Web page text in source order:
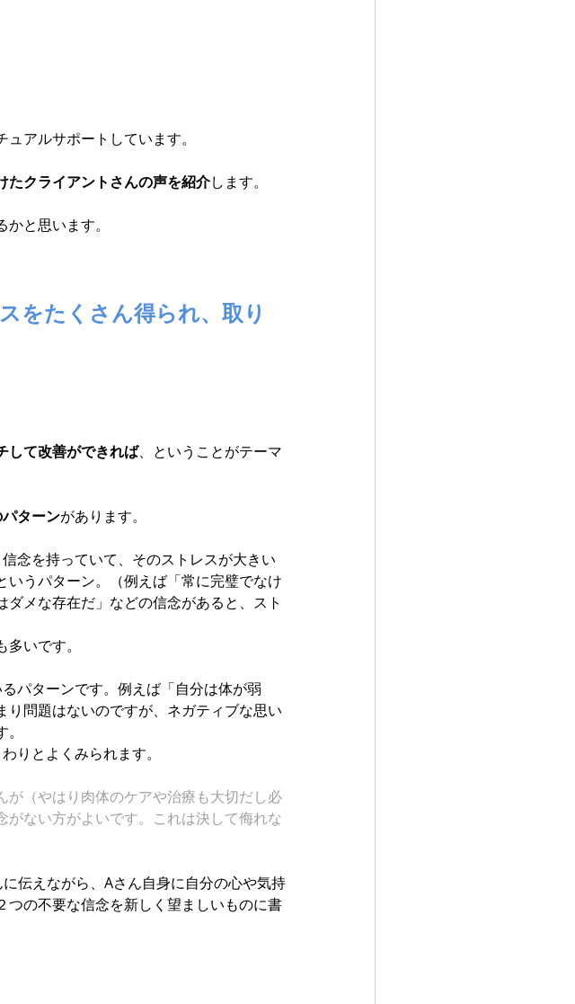
アルサポートしています。
たクライアントさんの声を紹介します。
と思います。
をたくさん得られ、取り
して改善ができれば、ということがテーマ
ターンがあります。
念を持っていて、そのストレスが大きい
うパターン。（例えば「常に完璧でなけ
メな存在だ」などの信念があると、スト
いです。
パターンです。例えば「自分は体が弱
問題はないのですが、ネガティブな思い
りとよくみられます。
（やはり肉体のケアや治療も大切だし必
ない方がよいです。これは決して侮れな
伝えながら、Aさん自身に自分の心や気持
の不要な信念を新しく望ましいものに書